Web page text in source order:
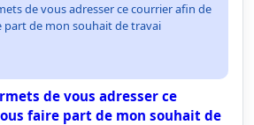
de vous adresser ce courrier afin de
part de mon souhait de travai
de vous adresser ce
faire part de mon souhait de